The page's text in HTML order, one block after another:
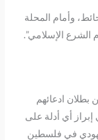
وأمام المحلة
الشرع الإسلامي”.
ادعائهم
أي أدلة على
في فلسطين